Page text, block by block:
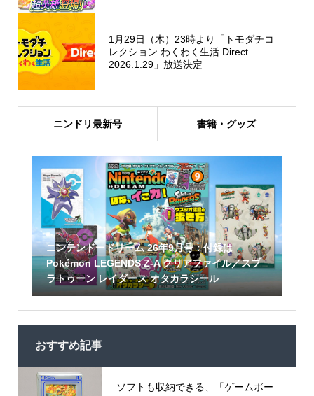
1月29日（木）23時より「トモダチコ
レクション わくわく生活 Direct
2026.1.29」放送決定
ニンドリ最新号 書籍・グッズ
ニンテンドードリーム 26年9月号：付録は
Pokémon LEGENDS Z-A クリアファイル／スプ
ラトゥーン レイダース オタカラシール
おすすめ記事
ソフトも収納できる、「ゲームボー